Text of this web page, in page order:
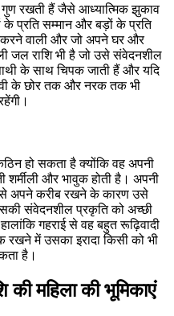
गुण रखती हैं जैसे आध्यात्मिक झुकाव
के प्रति सम्मान और बड़ों के प्रति
करने वाली और जो अपने घर और
जल राशि भी है जो उसे संवेदनशील
के साथ चिपक जाती हैं और यदि
के छोर तक और नरक तक भी
हो सकता है क्योंकि वह अपनी
और भावुक होती है। अपनी
अपने करीब रखने के कारण उसे
संवेदनशील प्रकृति को अच्छी
गहराई से वह बहुत रूढ़िवादी
में उसका इरादा किसी को भी
है।
की महिला की भूमिकाएं